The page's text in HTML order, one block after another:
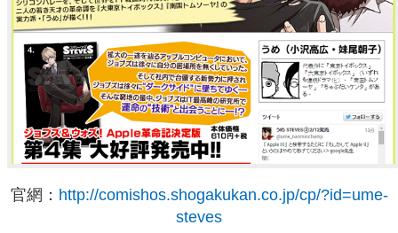
官網： http://comishos.shogakukan.co.jp/cp/?id=ume-
steves